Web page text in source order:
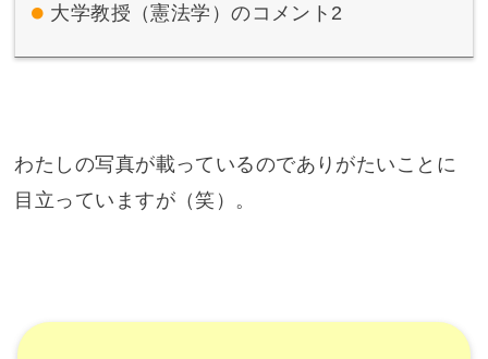
大学教授（憲法学）のコメント2
わたしの写真が載っているのでありがたいことに
目立っていますが（笑）。